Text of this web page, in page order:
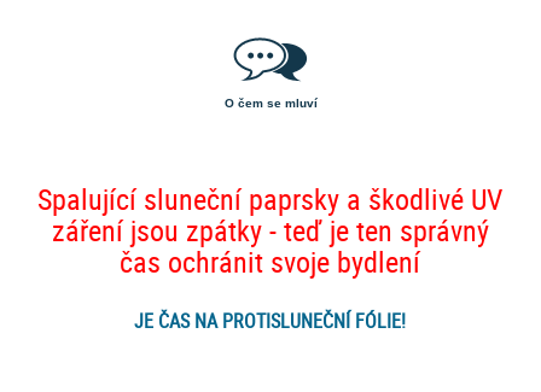
O čem se mluví
Spalující sluneční paprsky a škodlivé UV
záření jsou zpátky - teď je ten správný
čas ochránit svoje bydlení
JE ČAS NA PROTISLUNEČNÍ FÓLIE!